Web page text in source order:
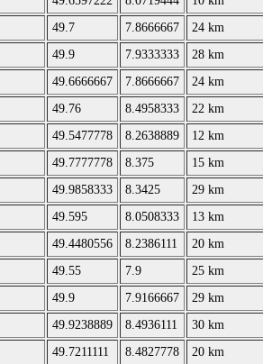
49.7 7.8666667
24 km
49.9 7.9333333
28 km
49.6666667 7.8666667
24 km
49.76 8.4958333
22 km
49.5477778 8.2638889
12 km
49.7777778 8.375
15 km
49.9858333 8.3425
29 km
49.595 8.0508333
13 km
49.4480556 8.2386111
20 km
49.55 7.9
25 km
49.9 7.9166667
29 km
49.9238889 8.4936111
30 km
49.7211111 8.4827778
20 km